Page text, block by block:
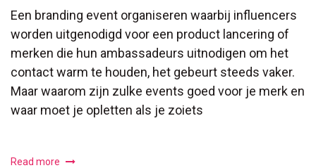
Een branding event organiseren waarbij influencers
worden uitgenodigd voor een product lancering of
merken die hun ambassadeurs uitnodigen om het
contact warm te houden, het gebeurt steeds vaker.
Maar waarom zijn zulke events goed voor je merk en
waar moet je opletten als je zoiets
Read more